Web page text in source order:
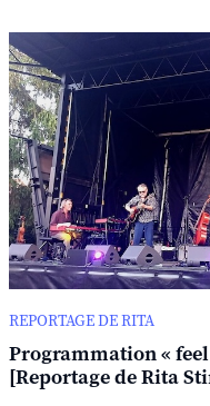
REPORTAGE DE RITA
Programmation « feel
[Reportage de Rita